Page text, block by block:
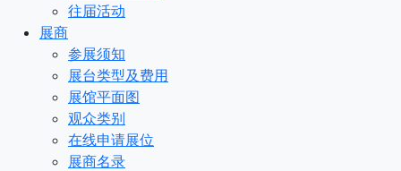
往届活动
展商
参展须知
展台类型及费用
展馆平面图
观众类别
在线申请展位
展商名录